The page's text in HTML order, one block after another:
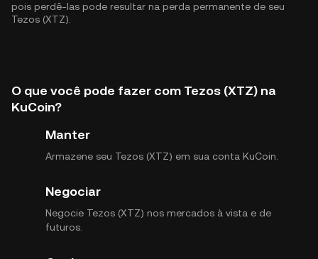
pois perdê-las pode resultar na perda permanente de seu
Tezos (XTZ).
O que você pode fazer com Tezos (XTZ) na
KuCoin?
Manter
Armazene seu Tezos (XTZ) em sua conta KuCoin.
Negociar
Negocie Tezos (XTZ) nos mercados à vista e de
futuros.